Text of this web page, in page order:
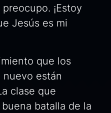
¡Estoy
Jesús es mi
que los
están
clase que
batalla de la